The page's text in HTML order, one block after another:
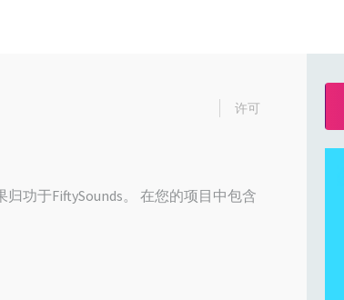
许可
功于FiftySounds。 在您的项目中包含